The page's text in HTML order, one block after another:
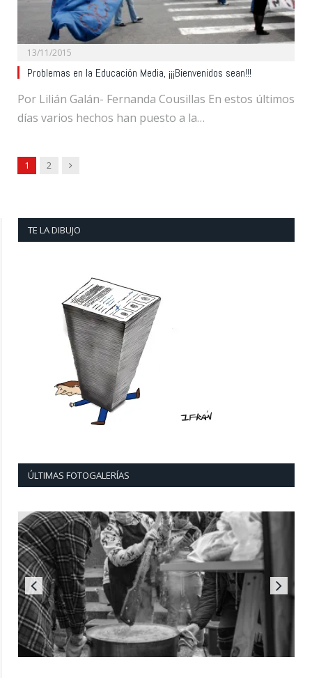
13/11/2015
Problemas en la Educación Media, ¡¡¡Bienvenidos sean!!!
Por Lilián Galán- Fernanda Cousillas En estos últimos
días varios hechos han puesto a la…
1 2 Next
TE LA DIBUJO
ÚLTIMAS FOTOGALERÍAS